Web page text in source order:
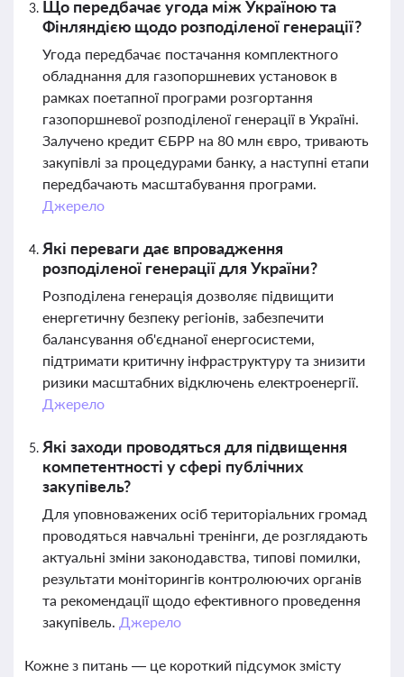
Що передбачає угода між Україною та
Фінляндією щодо розподіленої генерації?
Угода передбачає постачання комплектного
обладнання для газопоршневих установок в
рамках поетапної програми розгортання
газопоршневої розподіленої генерації в Україні.
Залучено кредит ЄБРР на 80 млн євро, тривають
закупівлі за процедурами банку, а наступні етапи
передбачають масштабування програми.
Джерело
Які переваги дає впровадження
розподіленої генерації для України?
Розподілена генерація дозволяє підвищити
енергетичну безпеку регіонів, забезпечити
балансування об'єднаної енергосистеми,
підтримати критичну інфраструктуру та знизити
ризики масштабних відключень електроенергії.
Джерело
Які заходи проводяться для підвищення
компетентності у сфері публічних
закупівель?
Для уповноважених осіб територіальних громад
проводяться навчальні тренінги, де розглядають
актуальні зміни законодавства, типові помилки,
результати моніторингів контролюючих органів
та рекомендації щодо ефективного проведення
закупівель. Джерело
Кожне з питань — це короткий підсумок змісту